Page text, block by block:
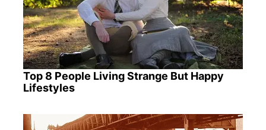
Top 8 People Living Strange But Happy
Lifestyles